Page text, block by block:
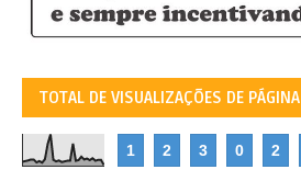
TOTAL DE VISUALIZAÇÕES DE PÁGINA
1 2 3 0 2